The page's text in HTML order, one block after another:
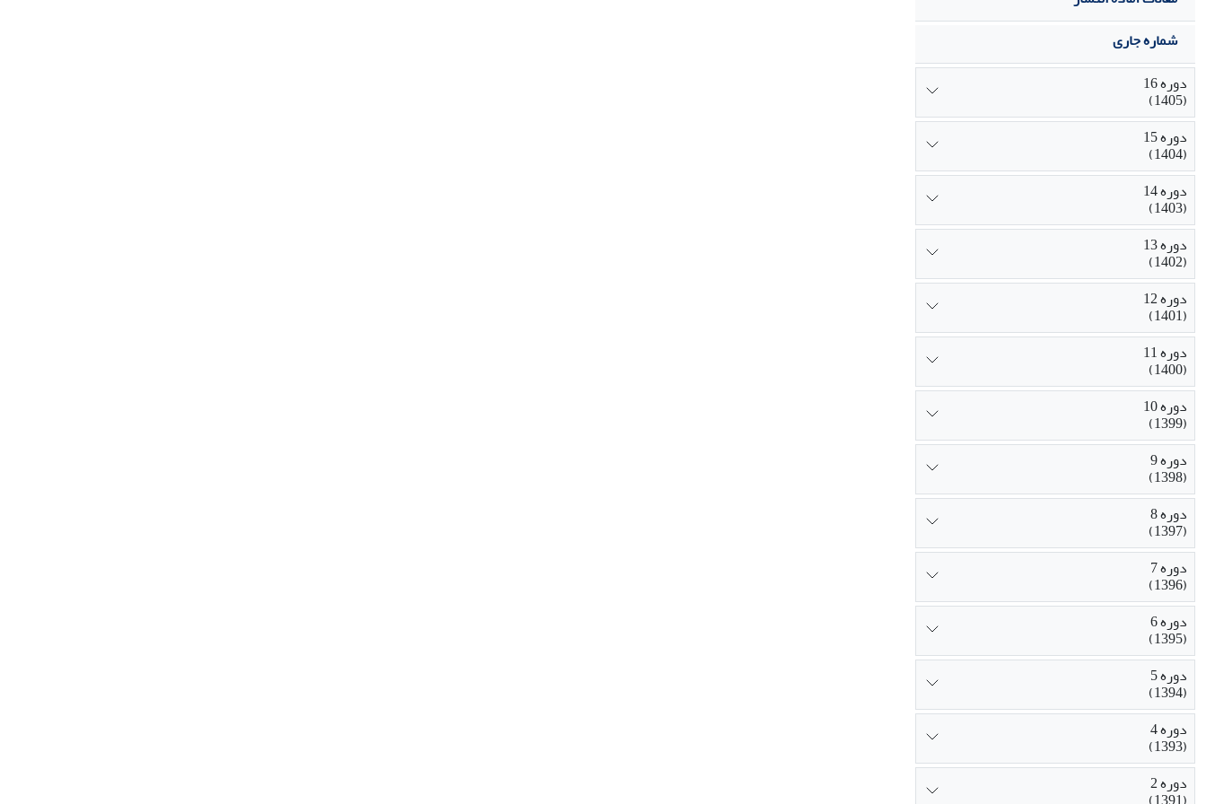
شماره جاری
دوره 16
(1405)
دوره 15
(1404)
دوره 14
(1403)
دوره 13
(1402)
دوره 12
(1401)
دوره 11
(1400)
دوره 10
(1399)
دوره 9
(1398)
دوره 8
(1397)
دوره 7
(1396)
دوره 6
(1395)
دوره 5
(1394)
دوره 4
(1393)
دوره 2